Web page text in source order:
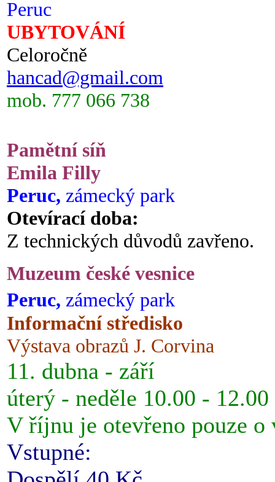
Peruc
UBYTOVÁNÍ
Celoročně
hancad@gmail.com
mob. 777 066 738
Pamětní síň
Emila Filly
Peruc, zámecký park
Otevírací doba:
Z technických důvodů zavřeno.
Muzeum české vesnice
Peruc, zámecký park
Informační středisko
Výstava obrazů J. Corvina
11. dubna - září
úterý - neděle 10.00 -
V říjnu je otevřeno pouze o
Vstupné: